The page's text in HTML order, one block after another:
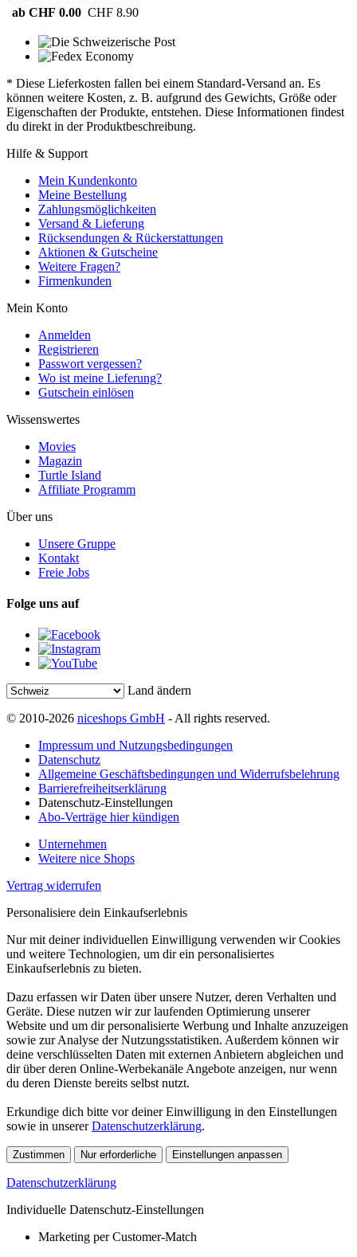
ab CHF 0.00 CHF 8.90
* Diese Lieferkosten fallen bei einem Standard-Versand an. Es
können weitere Kosten, z. B. aufgrund des Gewichts, Größe oder
Eigenschaften der Produkte, entstehen. Diese Informationen findest
du direkt in der Produktbeschreibung.
Hilfe & Support
Mein Kundenkonto
Meine Bestellung
Zahlungsmöglichkeiten
Versand & Lieferung
Rücksendungen & Rückerstattungen
Aktionen & Gutscheine
Weitere Fragen?
Firmenkunden
Mein Konto
Anmelden
Registrieren
Passwort vergessen?
Wo ist meine Lieferung?
Gutschein einlösen
Wissenswertes
Movies
Magazin
Turtle Island
Affiliate Programm
Über uns
Unsere Gruppe
Kontakt
Freie Jobs
Folge uns auf
Land ändern
© 2010-2026 niceshops GmbH - All rights reserved.
Impressum und Nutzungsbedingungen
Datenschutz
Allgemeine Geschäftsbedingungen und Widerrufsbelehrung
Barrierefreiheitserklärung
Datenschutz-Einstellungen
Abo-Verträge hier kündigen
Unternehmen
Weitere nice Shops
Vertrag widerrufen
Personalisiere dein Einkaufserlebnis
Nur mit deiner individuellen Einwilligung verwenden wir Cookies
und weitere Technologien, um dir ein personalisiertes
Einkaufserlebnis zu bieten.
Dazu erfassen wir Daten über unsere Nutzer, deren Verhalten und
Geräte. Diese nutzen wir zur laufenden Optimierung unserer
Website und um dir personalisierte Werbung und Inhalte anzuzeigen
sowie zur Analyse der Nutzungsstatistiken. Außerdem können wir
deine verschlüsselten Daten mit externen Anbietern abgleichen und
dir über deren Online-Werbekanäle Angebote anzeigen, nur wenn
du deren Dienste bereits selbst nutzt.
Erkundige dich bitte vor deiner Einwilligung in den Einstellungen
sowie in unsererDatenschutzerklärung.
Zustimmen Nur erforderliche Einstellungen anpassen
Datenschutzerklärung
Individuelle Datenschutz-Einstellungen
Marketing per Customer-Match